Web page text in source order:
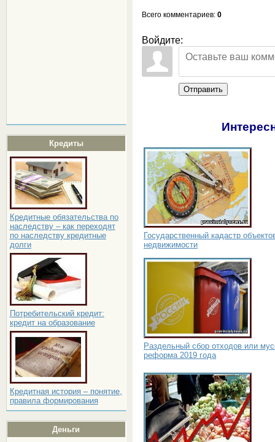
Кредиты
Кредитные обязательства по
наследству – как переходят
по наследству кредитные
долги
Потребительский кредит:
кредит на образование
Кредитная история – понятие,
правила формирования
Деньги
Всего комментариев: 0
Войдите:
Отправить
Государственный кадастр
недвижимости
Раздельный сбор отходов или
реформа 2019 года